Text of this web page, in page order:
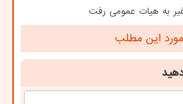
غیر به هیات عمومی رفت
این مطلب